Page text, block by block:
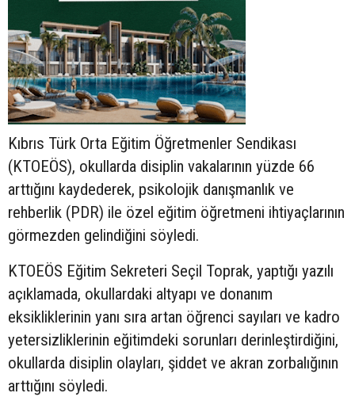
Kıbrıs Türk Orta Eğitim Öğretmenler Sendikası
(KTOEÖS), okullarda disiplin vakalarının yüzde 66
arttığını kaydederek, psikolojik danışmanlık ve
rehberlik (PDR) ile özel eğitim öğretmeni ihtiyaçlarının
görmezden gelindiğini söyledi.
KTOEÖS Eğitim Sekreteri Seçil Toprak, yaptığı yazılı
açıklamada, okullardaki altyapı ve donanım
eksikliklerinin yanı sıra artan öğrenci sayıları ve kadro
yetersizliklerinin eğitimdeki sorunları derinleştirdiğini,
okullarda disiplin olayları, şiddet ve akran zorbalığının
arttığını söyledi.